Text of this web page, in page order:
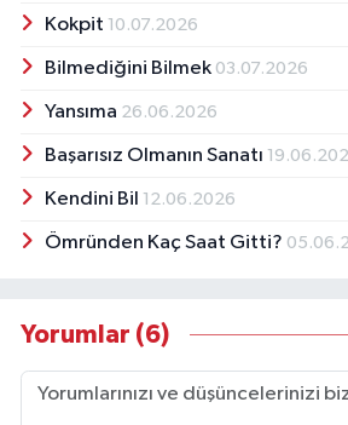
Kokpit 10.07.2026
Bilmediğini Bilmek 03.07.2026
Yansıma 26.06.2026
Başarısız Olmanın Sanatı
Kendini Bil 12.06.2026
Ömründen Kaç Saat Gitti?
Yorumlar (6)